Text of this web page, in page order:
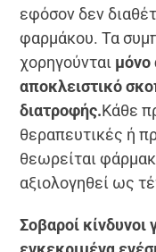
εφόσον δεν
φαρμάκου. Τα
χορηγούνται μόνο
αποκλειστικό
διατροφής.Κάθε
θεραπευτικές ή
θεωρείται
αξιολογηθεί ως
Σοβαροί κίνδυνοι